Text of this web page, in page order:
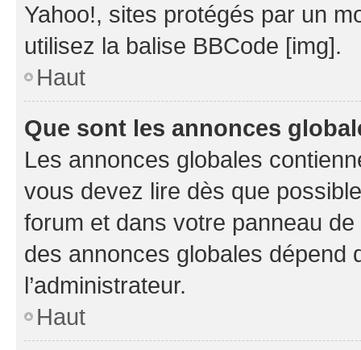
Yahoo!, sites protégés par un
utilisez la balise BBCode [img].
Haut
Que sont les annonces
Les annonces globales
vous devez lire dès que
forum et dans votre panneau
des annonces globales dépend
l’administrateur.
Haut